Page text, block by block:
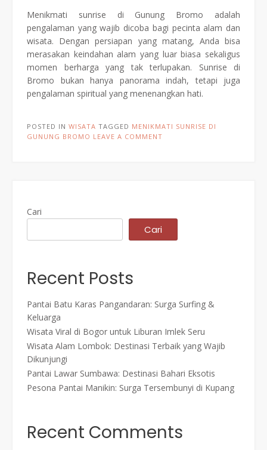
Menikmati sunrise di Gunung Bromo adalah
pengalaman yang wajib dicoba bagi pecinta alam dan
wisata. Dengan persiapan yang matang, Anda bisa
merasakan keindahan alam yang luar biasa sekaligus
momen berharga yang tak terlupakan. Sunrise di
Bromo bukan hanya panorama indah, tetapi juga
pengalaman spiritual yang menenangkan hati.
POSTED IN WISATA TAGGED MENIKMATI SUNRISE DI
GUNUNG BROMO LEAVE A COMMENT
Cari
Cari
Recent Posts
Pantai Batu Karas Pangandaran: Surga Surfing &
Keluarga
Wisata Viral di Bogor untuk Liburan Imlek Seru
Wisata Alam Lombok: Destinasi Terbaik yang Wajib
Dikunjungi
Pantai Lawar Sumbawa: Destinasi Bahari Eksotis
Pesona Pantai Manikin: Surga Tersembunyi di Kupang
Recent Comments